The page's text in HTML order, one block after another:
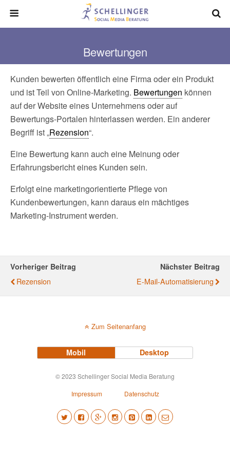
Bewertungen
Kunden bewerten öffentlich eine Firma oder ein Produkt
und ist Teil von Online-Marketing. Bewertungen können
auf der Website eines Unternehmens oder auf
Bewertungs-Portalen hinterlassen werden. Ein anderer
Begriff ist „Rezension“.
Eine Bewertung kann auch eine Meinung oder
Erfahrungsbericht eines Kunden sein.
Erfolgt eine marketingorientierte Pflege von
Kundenbewertungen, kann daraus ein mächtiges
Marketing-Instrument werden.
Vorheriger Beitrag
Rezension
Nächster Beitrag
E-Mail-Automatisierung
Zum Seitenanfang
Mobil Desktop
© 2023 Schellinger Social Media Beratung
Impressum
Datenschutz